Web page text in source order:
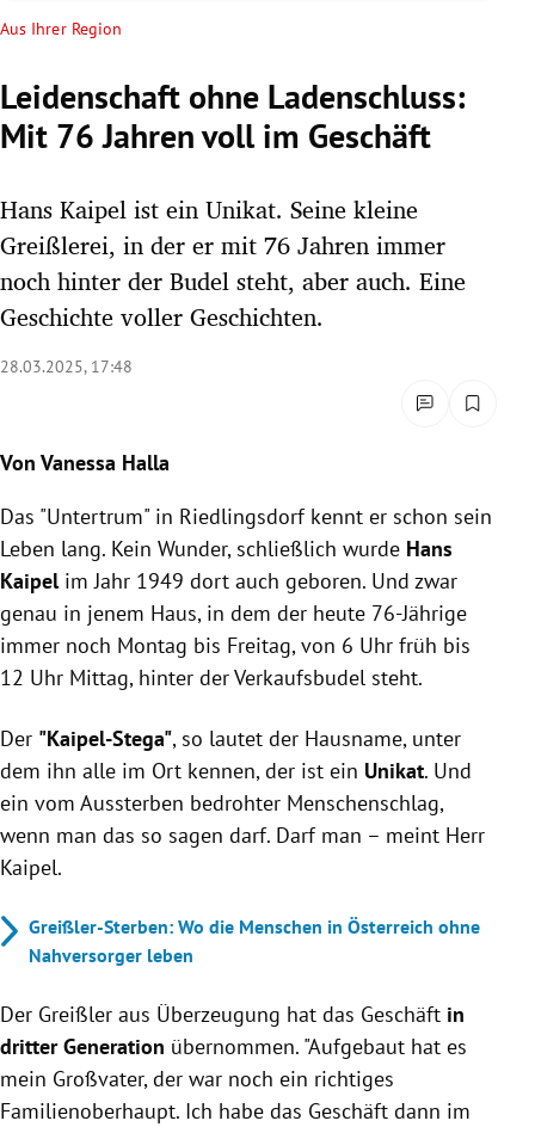
Untermenü
Untermenü
Untermenü
Untermenü
Untermenü
Untermenü
Untermenü
Aus Ihrer Region
Leidenschaft ohne Ladenschluss:
Mit 76 Jahren voll im Geschäft
Hans Kaipel ist ein Unikat. Seine kleine
Greißlerei, in der er mit 76 Jahren immer
noch hinter der Budel steht, aber auch. Eine
Geschichte voller Geschichten.
28.03.2025, 17:48
Von Vanessa Halla
Das "Untertrum" in Riedlingsdorf kennt er schon sein
Leben lang. Kein Wunder, schließlich wurde Hans
Kaipelim Jahr 1949 dort auch geboren. Und zwar
genau in jenem Haus, in dem der heute 76-Jährige
immer noch Montag bis Freitag, von 6 Uhr früh bis
12 Uhr Mittag, hinter der Verkaufsbudel steht.
Der "Kaipel-Stega", so lautet der Hausname, unter
dem ihn alle im Ort kennen, der ist ein Unikat. Und
ein vom Aussterben bedrohter Menschenschlag,
wenn man das so sagen darf. Darf man – meint Herr
Kaipel.
Greißler-Sterben: Wo die Menschen in Österreich ohne
Nahversorger leben
Der Greißler aus Überzeugung hat das Geschäft in
dritter Generation übernommen. "Aufgebaut hat es
mein Großvater, der war noch ein richtiges
Familienoberhaupt. Ich habe das Geschäft dann im